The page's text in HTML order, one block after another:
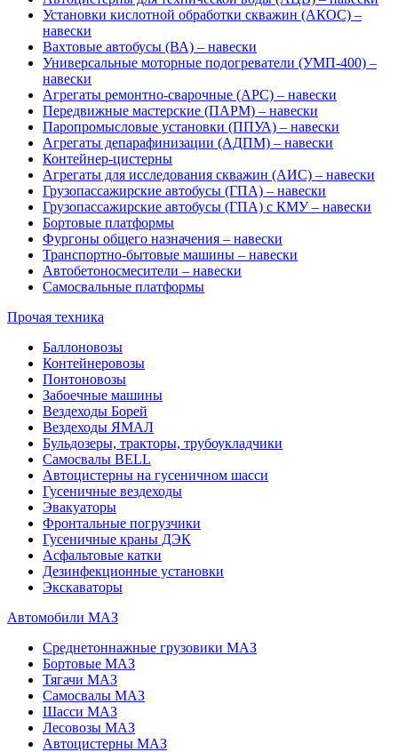
Установки кислотной обработки скважин (АКОС) –
навески
Вахтовые автобусы (ВА) – навески
Универсальные моторные подогреватели (УМП-400) –
навески
Агрегаты ремонтно-сварочные (АРС) – навески
Передвижные мастерские (ПАРМ) – навески
Паропромысловые установки (ППУА) – навески
Агрегаты депарафинизации (АДПМ) – навески
Контейнер-цистерны
Агрегаты для исследования скважин (АИС) – навески
Грузопассажирские автобусы (ГПА) – навески
Грузопассажирские автобусы (ГПА) с КМУ – навески
Бортовые платформы
Фургоны общего назначения – навески
Транспортно-бытовые машины – навески
Автобетоносмесители – навески
Самосвальные платформы
Прочая техника
Баллоновозы
Контейнеровозы
Понтоновозы
Забоечные машины
Вездеходы Борей
Вездеходы ЯМАЛ
Бульдозеры, тракторы, трубоукладчики
Самосвалы BELL
Автоцистерны на гусеничном шасси
Гусеничные вездеходы
Эвакуаторы
Фронтальные погрузчики
Гусеничные краны ДЭК
Асфальтовые катки
Дезинфекционные установки
Экскаваторы
Автомобили МАЗ
Среднетоннажные грузовики МАЗ
Бортовые МАЗ
Тягачи МАЗ
Самосвалы МАЗ
Шасси МАЗ
Лесовозы МАЗ
Автоцистерны МАЗ